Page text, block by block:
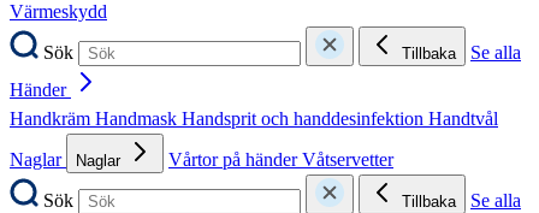
Värmeskydd
Sök
Tillbaka
Se alla
Händer
Handkräm Handmask Handsprit och handdesinfektion Handtvål
Naglar
Naglar Vårtor på händerVåtservetter
Sök
Tillbaka
Se alla